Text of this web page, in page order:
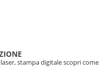
stampa digitale scopri come